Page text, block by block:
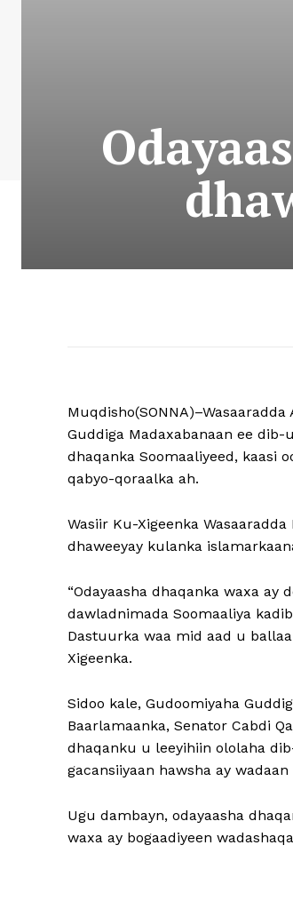
Guddiga Madaxabanaan ee
dhaqanka Soomaaliyeed, kaasi
qabyo-qoraalka ah.
Wasiir Ku-Xigeenka
dhaweeyay kulanka
“Odayaasha dhaqanka waxa ay
dawladnimada Soomaaliya
Dastuurka waa mid aad u
Xigeenka.
Sidoo kale, Gudoomiyaha
Baarlamaanka, Senator Cabdi
dhaqanku u leeyihiin ololaha
gacansiiyaan hawsha ay
Ugu dambayn, odayaasha
waxa ay bogaadiyeen